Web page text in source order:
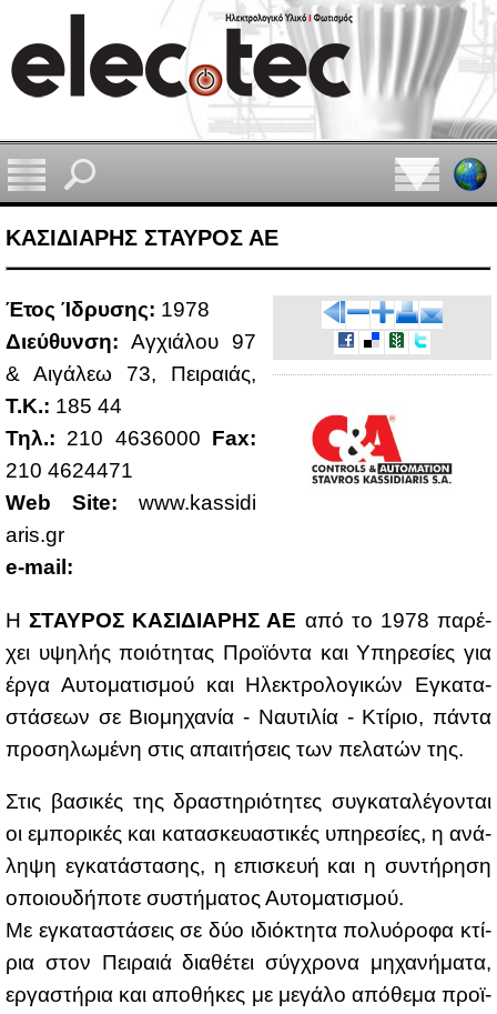
ΚΑΣΙΔΙΑΡΗΣ ΣΤΑΥΡΟΣ ΑΕ
Έτος Ίδρυ­σης: 1978
Διεύ­θυν­ση: Αγ­χιά­λου 97
& Αι­γά­λεω 73, Πει­ραιάς,
Τ.Κ.: 185 44
Τηλ.: 210 4636000 Fax:
210 4624471
Web Site: www.​kas​sidi​
aris.​gr
e-mail:
ΗΣΤΑΥ­ΡΟΣ ΚΑ­ΣΙ­ΔΙΑ­ΡΗΣ ΑΕ από το 1978 πα­ρέ­
χει υψη­λής ποιό­τη­τας Προ­ϊ­ό­ντα και Υπη­ρε­σί­ες για
έρ­γα Αυ­το­μα­τι­σμού και Ηλε­κτρο­λο­γι­κών Εγκα­τα­
στά­σε­ων σε Βιο­μη­χα­νία - Ναυ­τι­λία - Κτί­ριο, πά­ντα
προ­ση­λω­μέ­νη στις απαι­τή­σεις των πε­λα­τών της.
Στις βα­σι­κές της δρα­στη­ριό­τη­τες συ­γκα­τα­λέ­γο­νται
οι εμπο­ρι­κές και κα­τα­σκευα­στι­κές υπη­ρε­σί­ες, η ανά­
λη­ψη εγκα­τά­στα­σης, η επι­σκευή και η συ­ντή­ρη­ση
οποιου­δή­πο­τε συ­στή­μα­τος Αυ­το­μα­τι­σμού.
Με εγκα­τα­στά­σεις σε δύο ιδιό­κτη­τα πο­λυό­ρο­φα κτί­
ρια στον Πει­ραιά δια­θέ­τει σύγ­χρο­να μη­χα­νή­μα­τα,
ερ­γα­στή­ρια και απο­θή­κες με με­γά­λο από­θε­μα προ­ϊ­